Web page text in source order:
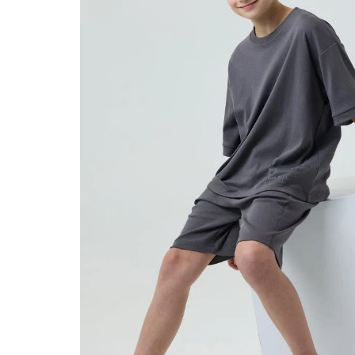
כדי שהבנים
טריקו עם הדפסים
עם עיצובים
עם טוויסט
עצים ועד משחקי
שלנו עברו
שלנו מאפשרת
את המגוון
האלה.